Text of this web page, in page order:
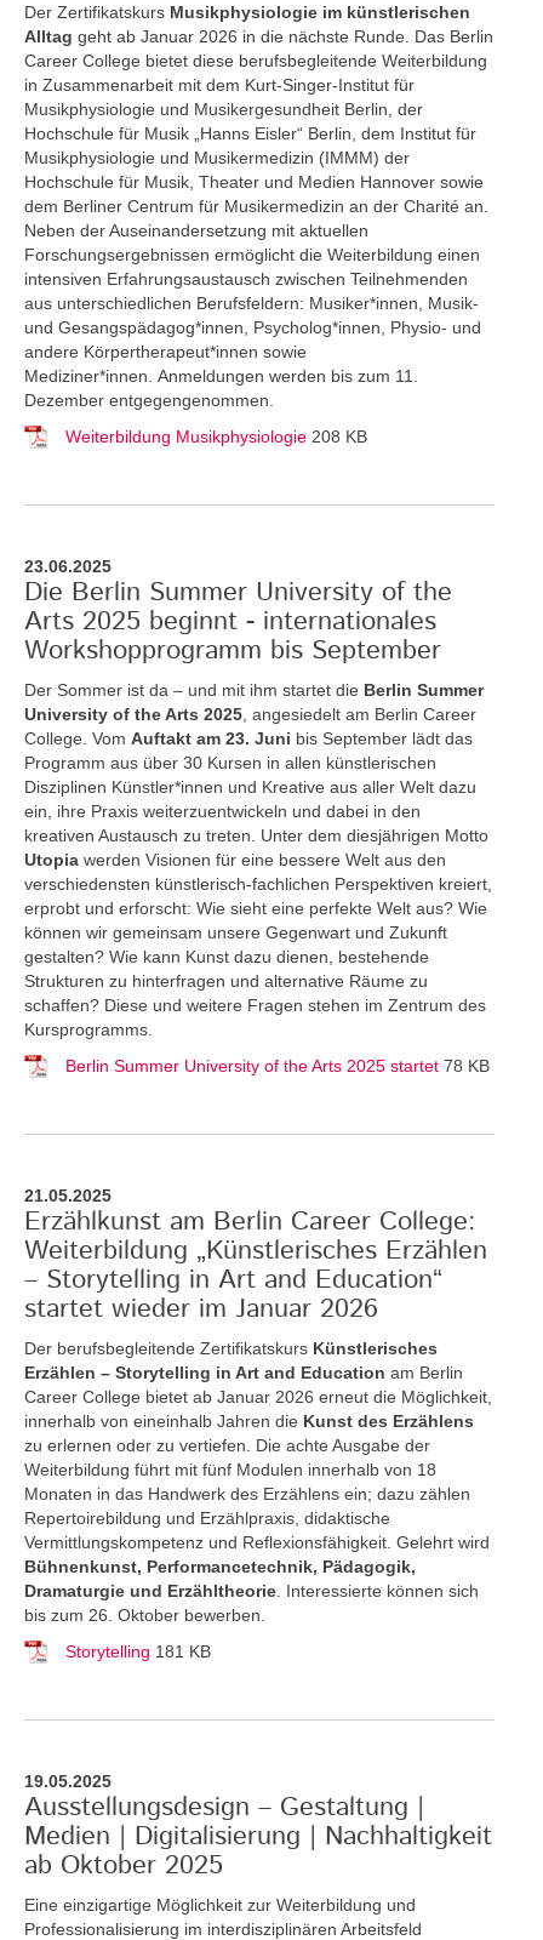
Der Zertifikatskurs Musikphysiologie im künstlerischen
Alltag geht ab Januar 2026 in die nächste Runde. Das Berlin
Career College bietet diese berufsbegleitende Weiterbildung
in Zusammenarbeit mit dem Kurt-Singer-Institut für
Musikphysiologie und Musikergesundheit Berlin, der
Hochschule für Musik „Hanns Eisler“ Berlin, dem Institut für
Musikphysiologie und Musikermedizin (IMMM) der
Hochschule für Musik, Theater und Medien Hannover sowie
dem Berliner Centrum für Musikermedizin an der Charité an.
Neben der Auseinandersetzung mit aktuellen
Forschungsergebnissen ermöglicht die Weiterbildung einen
intensiven Erfahrungsaustausch zwischen Teilnehmenden
aus unterschiedlichen Berufsfeldern: Musiker*innen, Musik-
und Gesangspädagog*innen, Psycholog*innen, Physio- und
andere Körpertherapeut*innen sowie
Mediziner*innen. Anmeldungen werden bis zum 11.
Dezember entgegengenommen.
Weiterbildung Musikphysiologie 208 KB
23.06.2025
Die Berlin Summer University of the
Arts 2025 beginnt - internationales
Workshopprogramm bis September
Der Sommer ist da – und mit ihm startet die Berlin Summer
University of the Arts 2025 , angesiedelt am Berlin Career
College. Vom Auftakt am 23. Juni bis September lädt das
Programm aus über 30 Kursen in allen künstlerischen
Disziplinen Künstler*innen und Kreative aus aller Welt dazu
ein, ihre Praxis weiterzuentwickeln und dabei in den
kreativen Austausch zu treten. Unter dem diesjährigen Motto
Utopia werden Visionen für eine bessere Welt aus den
verschiedensten künstlerisch-fachlichen Perspektiven kreiert,
erprobt und erforscht: Wie sieht eine perfekte Welt aus? Wie
können wir gemeinsam unsere Gegenwart und Zukunft
gestalten? Wie kann Kunst dazu dienen, bestehende
Strukturen zu hinterfragen und alternative Räume zu
schaffen? Diese und weitere Fragen stehen im Zentrum des
Kursprogramms.
Berlin Summer University of the Arts 2025 startet 78 KB
21.05.2025
Erzählkunst am Berlin Career College:
Weiterbildung „Künstlerisches Erzählen
– Storytelling in Art and Education“
startet wieder im Januar 2026
Der berufsbegleitende Zertifikatskurs Künstlerisches
Erzählen – Storytelling in Art and Education am Berlin
Career College bietet ab Januar 2026 erneut die Möglichkeit,
innerhalb von eineinhalb Jahren die Kunst des Erzählens
zu erlernen oder zu vertiefen. Die achte Ausgabe der
Weiterbildung führt mit fünf Modulen innerhalb von 18
Monaten in das Handwerk des Erzählens ein; dazu zählen
Repertoirebildung und Erzählpraxis, didaktische
Vermittlungskompetenz und Reflexionsfähigkeit. Gelehrt wird
Bühnenkunst, Performancetechnik, Pädagogik,
Dramaturgie und Erzähltheorie . Interessierte können sich
bis zum 26. Oktober bewerben.
Storytelling 181 KB
19.05.2025
Ausstellungsdesign – Gestaltung |
Medien | Digitalisierung | Nachhaltigkeit
ab Oktober 2025
Eine einzigartige Möglichkeit zur Weiterbildung und
Professionalisierung im interdisziplinären Arbeitsfeld